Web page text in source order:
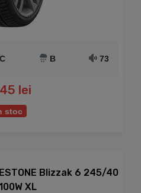
C B 73
lei
stoc
Blizzak 6 245/40
XL